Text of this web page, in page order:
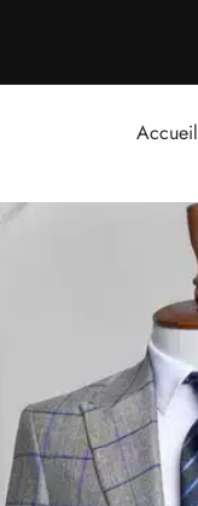
Accueil